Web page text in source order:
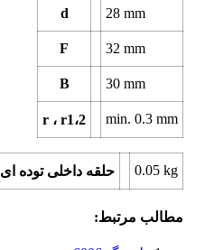
d 28mm
F 32mm
B 30mm
r ، r1،2 min. 0.3mm
حلقه داخلی توده ای 0.05kg
مطالب مرتبط: